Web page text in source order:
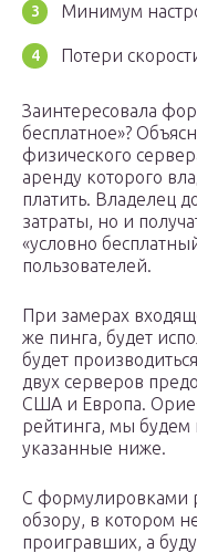
Минимум
Потери
Заинтересовала
бесплатное»?
физического
аренду которого
платить. Владелец
затраты, но и
«условно
пользователей.
При замерах
же пинга, будет
будет
двух серверов
США и Европа.
рейтинга, мы будем
указанные ниже.
С формулировками
обзору, в котором
проигравших, а